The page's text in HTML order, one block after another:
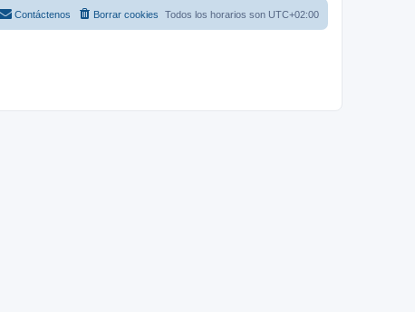
Todos los horarios son UTC+02:00
Borrar cookies
Contáctenos